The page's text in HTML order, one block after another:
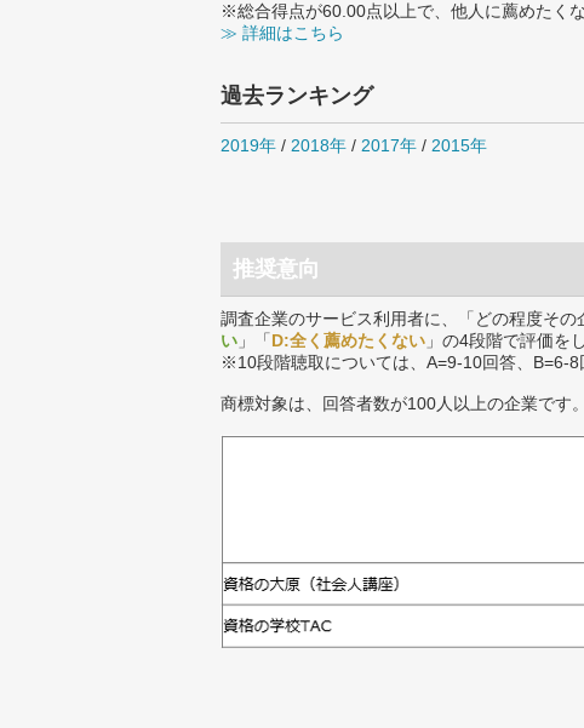
※総合得点が60.00点以上で、他人に薦めたく
≫ 詳細はこちら
過去ランキング
2019年 / 2018年 / 2017年 / 2015年
推奨意向
調査企業のサービス利用者に、「どの程度そ
い 」「D:全く薦めたくない 」の4段階で評価を
※10段階聴取については、A=9-10回答、B=6-8
商標対象は、回答者数が100人以上の企業です。